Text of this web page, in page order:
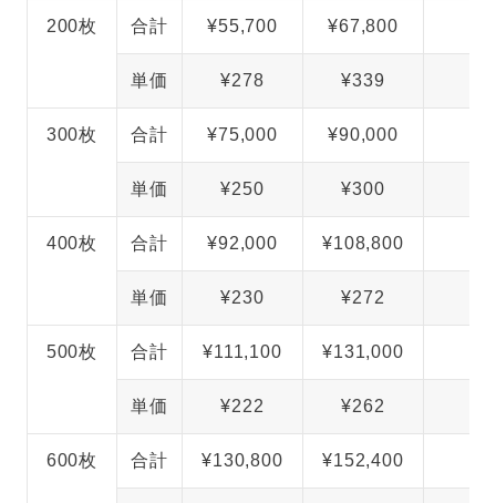
200枚 合計 ¥55,700 ¥67,800
単価 ¥278 ¥339
300枚 合計 ¥75,000 ¥90,000
単価 ¥250 ¥300
400枚 合計 ¥92,000 ¥108,800
単価 ¥230 ¥272
500枚 合計 ¥111,100 ¥131,000
単価 ¥222 ¥262
600枚 合計 ¥130,800 ¥152,400